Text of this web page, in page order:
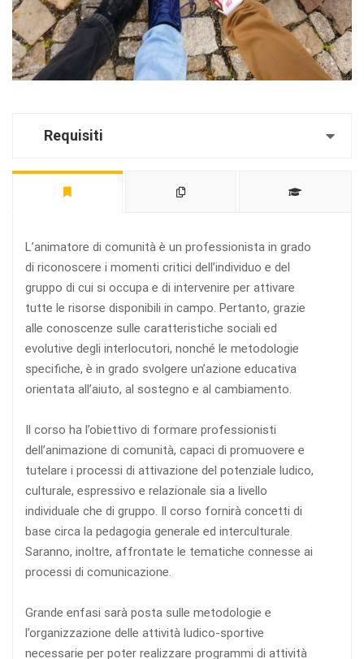
Requisiti
L’animatore di comunità è un professionista in grado
di riconoscere i momenti critici dell’individuo e del
gruppo di cui si occupa e di intervenire per attivare
tutte le risorse disponibili in campo. Pertanto, grazie
alle conoscenze sulle caratteristiche sociali ed
evolutive degli interlocutori, nonché le metodologie
specifiche, è in grado svolgere un’azione educativa
orientata all’aiuto, al sostegno e al cambiamento.
Il corso ha l’obiettivo di formare professionisti
dell’animazione di comunità, capaci di promuovere e
tutelare i processi di attivazione del potenziale ludico,
culturale, espressivo e relazionale sia a livello
individuale che di gruppo. Il corso fornirà concetti di
base circa la pedagogia generale ed interculturale.
Saranno, inoltre, affrontate le tematiche connesse ai
processi di comunicazione.
Grande enfasi sarà posta sulle metodologie e
l’organizzazione delle attività ludico-sportive
necessarie per poter realizzare programmi di attività